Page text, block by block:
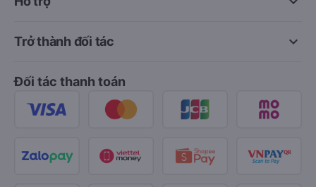
keyboard_arrow_down
Trở thành đối tác
Đối tác thanh toán